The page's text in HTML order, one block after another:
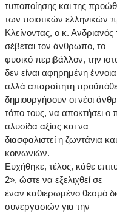
τυποποίησης και της
των ποιοτικών ελληνικών
Κλείνοντας, ο κ.
σέβεται τον άνθρωπο, το
φυσικό περιβάλλον, την
δεν είναι αφηρημένη
αλλά απαραίτητη
δημιουργήσουν οι νέοι
τόπο τους, να αποκτήσει
αλυσίδα αξίας και να
διασφαλιστεί η ζωντάνια
κοινωνιών.
Ευχήθηκε, τέλος, κάθε
2», ώστε να εξελιχθεί σε
έναν καθιερωμένο θεσμό
συνεργασιών για την